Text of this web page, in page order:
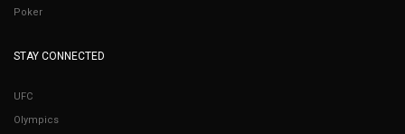
Poker
STAY CONNECTED
UFC
Olympics